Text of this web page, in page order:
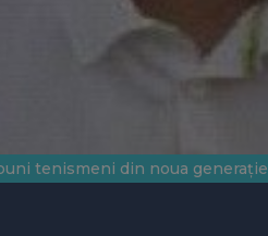
tenismeni din noua generație